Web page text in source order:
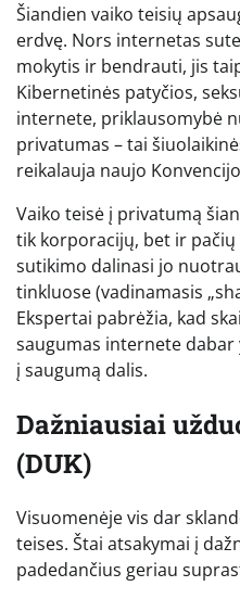
Šiandien vaiko teisių
erdvę. Nors internetas
mokytis ir bendrauti, jis
Kibernetinės patyčios,
internete, priklausomybė
privatumas – tai
reikalauja naujo
Vaiko teisė į privatumą
tik korporacijų, bet ir pačių
sutikimo dalinasi jo
tinkluose (vadinamasis
Ekspertai pabrėžia, kad
saugumas internete dabar
į saugumą dalis.
Dažniausiai
(DUK)
Visuomenėje vis dar
teises. Štai atsakymai į
padedančius geriau